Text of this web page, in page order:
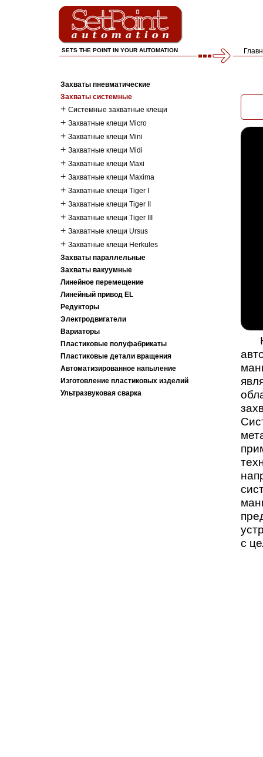
SETS THE POINT IN YOUR AUTOMATION
Захваты пневматические
Захваты системные
+ Системные захватные клещи
+ Захватные клещи Micro
+ Захватные клещи Mini
+ Захватные клещи Midi
+ Захватные клещи Maxi
+ Захватные клещи Maxima
+ Захватные клещи Tiger I
+ Захватные клещи Tiger II
+ Захватные клещи Tiger III
+ Захватные клещи Ursus
+ Захватные клещи Herkules
Захваты параллельные
Захваты вакуумные
Линейное перемещение
Линейный привод EL
Редукторы
Электродвигатели
Вариаторы
Пластиковые полуфабрикаты
Пластиковые детали вращения
Автоматизированное напыление
Изготовление пластиковых изделий
Ультразвуковая сварка
с